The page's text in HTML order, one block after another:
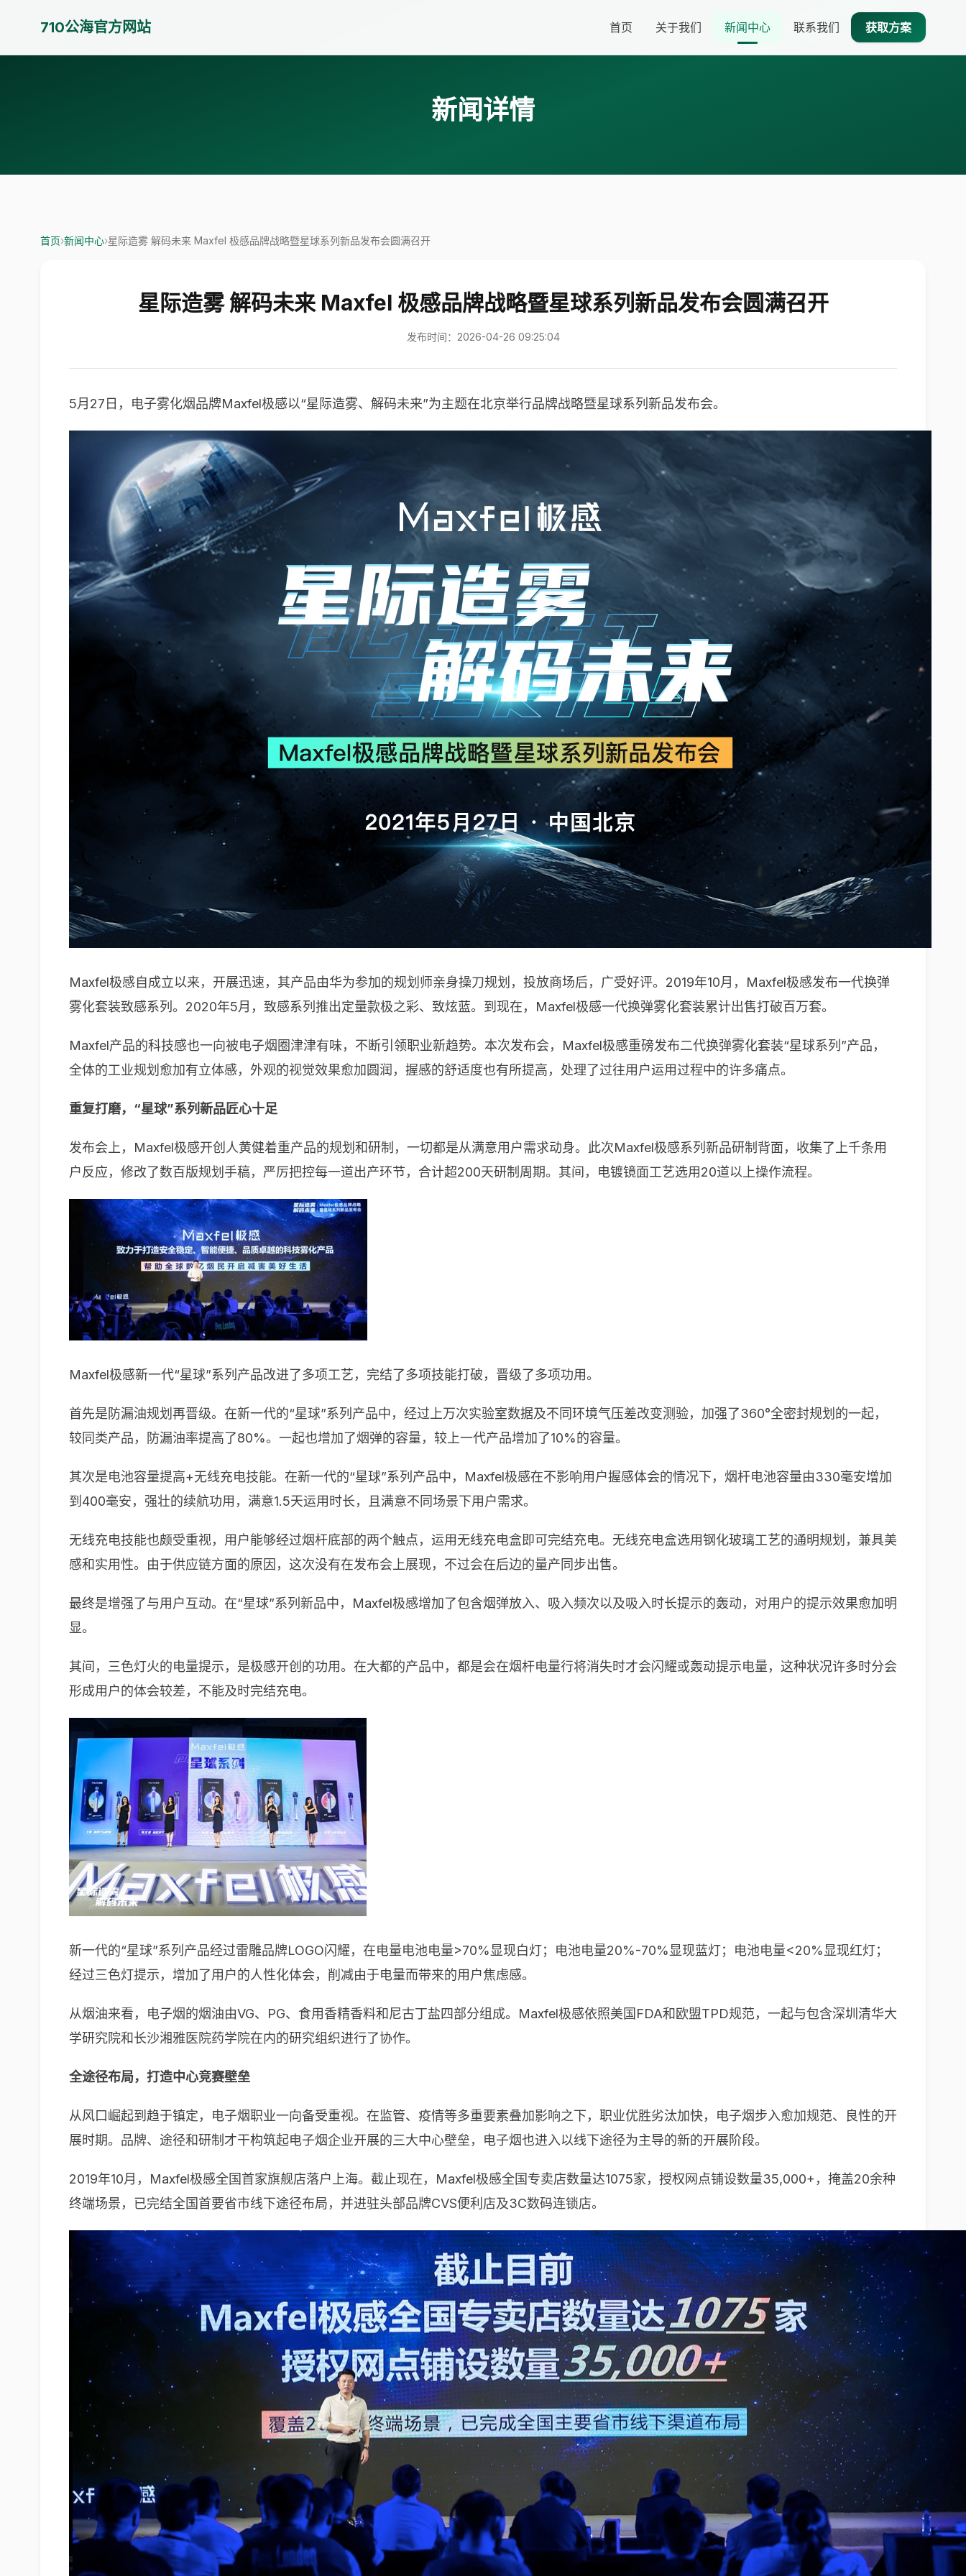
710公海官方网站 首页 关于我们 新闻中心 联系我们 获取方案
新闻详情
首页›新闻中心›星际造雾 解码未来 Maxfel 极感品牌战略暨星球系列新品发布会圆满召开
星际造雾 解码未来 Maxfel 极感品牌战略暨星球系列新品发布会圆满召开
发布时间：2026-04-26 09:25:04
5月27日，电子雾化烟品牌Maxfel极感以“星际造雾、解码未来”为主题在北京举行品牌战略暨星球系列新品发布会。
Maxfel极感自成立以来，开展迅速，其产品由华为参加的规划师亲身操刀规划，投放商场后，广受好评。2019年10月，Maxfel极感发布一代换弹
雾化套装致感系列。2020年5月，致感系列推出定量款极之彩、致炫蓝。到现在，Maxfel极感一代换弹雾化套装累计出售打破百万套。
Maxfel产品的科技感也一向被电子烟圈津津有味，不断引领职业新趋势。本次发布会，Maxfel极感重磅发布二代换弹雾化套装“星球系列”产品，
全体的工业规划愈加有立体感，外观的视觉效果愈加圆润，握感的舒适度也有所提高，处理了过往用户运用过程中的许多痛点。
重复打磨，“星球”系列新品匠心十足
发布会上，Maxfel极感开创人黄健着重产品的规划和研制，一切都是从满意用户需求动身。此次Maxfel极感系列新品研制背面，收集了上千条用
户反应，修改了数百版规划手稿，严厉把控每一道出产环节，合计超200天研制周期。其间，电镀镜面工艺选用20道以上操作流程。
Maxfel极感新一代“星球”系列产品改进了多项工艺，完结了多项技能打破，晋级了多项功用。
首先是防漏油规划再晋级。在新一代的“星球”系列产品中，经过上万次实验室数据及不同环境气压差改变测验，加强了360°全密封规划的一起，
较同类产品，防漏油率提高了80%。一起也增加了烟弹的容量，较上一代产品增加了10%的容量。
其次是电池容量提高+无线充电技能。在新一代的“星球”系列产品中，Maxfel极感在不影响用户握感体会的情况下，烟杆电池容量由330毫安增加
到400毫安，强壮的续航功用，满意1.5天运用时长，且满意不同场景下用户需求。
无线充电技能也颇受重视，用户能够经过烟杆底部的两个触点，运用无线充电盒即可完结充电。无线充电盒选用钢化玻璃工艺的通明规划，兼具美
感和实用性。由于供应链方面的原因，这次没有在发布会上展现，不过会在后边的量产同步出售。
最终是增强了与用户互动。在“星球”系列新品中，Maxfel极感增加了包含烟弹放入、吸入频次以及吸入时长提示的轰动，对用户的提示效果愈加明
显。
其间，三色灯火的电量提示，是极感开创的功用。在大都的产品中，都是会在烟杆电量行将消失时才会闪耀或轰动提示电量，这种状况许多时分会
形成用户的体会较差，不能及时完结充电。
新一代的“星球”系列产品经过雷雕品牌LOGO闪耀，在电量电池电量>70%显现白灯；电池电量20%-70%显现蓝灯；电池电量<20%显现红灯；
经过三色灯提示，增加了用户的人性化体会，削减由于电量而带来的用户焦虑感。
从烟油来看，电子烟的烟油由VG、PG、食用香精香料和尼古丁盐四部分组成。Maxfel极感依照美国FDA和欧盟TPD规范，一起与包含深圳清华大
学研究院和长沙湘雅医院药学院在内的研究组织进行了协作。
全途径布局，打造中心竞赛壁垒
从风口崛起到趋于镇定，电子烟职业一向备受重视。在监管、疫情等多重要素叠加影响之下，职业优胜劣汰加快，电子烟步入愈加规范、良性的开
展时期。品牌、途径和研制才干构筑起电子烟企业开展的三大中心壁垒，电子烟也进入以线下途径为主导的新的开展阶段。
2019年10月，Maxfel极感全国首家旗舰店落户上海。截止现在，Maxfel极感全国专卖店数量达1075家，授权网点铺设数量35,000+，掩盖20余种
终端场景，已完结全国首要省市线下途径布局，并进驻头部品牌CVS便利店及3C数码连锁店。